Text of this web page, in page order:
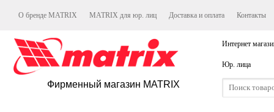
О бренде MATRIX MATRIX для юр. лиц Доставка и оплата Контакты
Фирменный магазин MATRIX
Интернет
Юр. лица